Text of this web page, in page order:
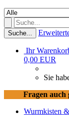
Suche...
Ihr
0,00 EUR
Sie
Fragen auch
Wurmkisten